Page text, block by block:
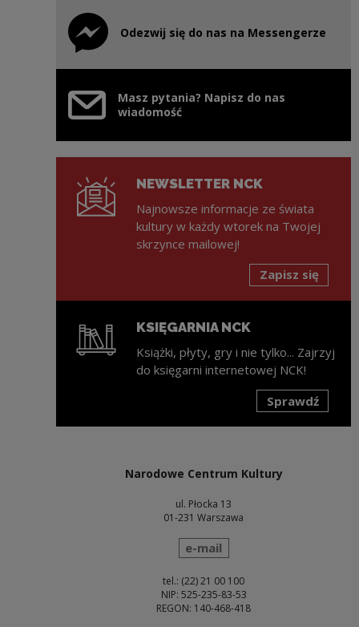
Odezwij się do nas na Messengerze
Uwaga, link zostanie otwarty w nowym oknie
Masz pytania? Napisz do nas
wiadomość
NEWSLETTER NCK
Najnowsze informacje ze świata
kultury w każdy wtorek na Twojej
skrzynce mailowej!
Zapisz się
KSIĘGARNIA NCK
Książki, płyty, gry i nie tylko... Zajrzyj
do księgarni internetowej NCK!
Sprawdź
Narodowe Centrum Kultury
ul. Płocka 13
01-231 Warszawa
wyślij wiadomość
e-mail
tel.: (22) 21 00 100
NIP: 525-235-83-53
REGON: 140-468-418